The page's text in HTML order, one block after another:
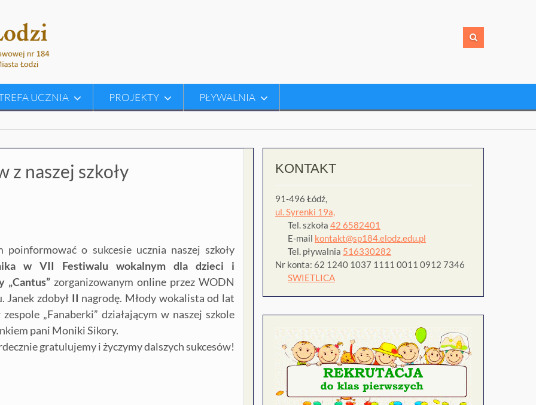
UCZNIA PROJEKTY PŁYWALNIA
z naszej szkoły
poinformować o sukcesie ucznia naszej szkoły
w VII Festiwalu wokalnym dla dzieci i
„Cantus” zorganizowanym online przez WODN
Janek zdobył II nagrodę. Młody wokalista od lat
„Fanaberki” działającym w naszej szkole
pani Moniki Sikory.
gratulujemy i życzymy dalszych sukcesów!
KONTAKT
91-496 Łódź,
ul. Syrenki 19a,
Tel. szkoła 42 6582401
E-mail kontakt@sp184.elodz.edu.pl
Tel. pływalnia 516330282
Nr konta: 62 1240 1037 1111 0011 0912 7346
SWIETLICA